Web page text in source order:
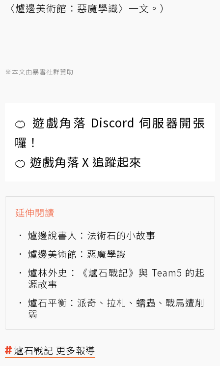
〈爐邊美術館：惡魔學識〉一文。）
※本文由暴雪社群贊助
🍊 遊戲角落 Discord 伺服器開張
囉！
🍊 遊戲角落 X 追蹤起來
延伸閱讀
爐邊說書人：法術石的小故事
爐邊美術館：惡魔學識
爐林外史：《爐石戰記》與 Team5 的起
源故事
爐石平衡：派奇、拉札、蠕蟲、戰馬遭削
弱
爐石戰記 更多報導